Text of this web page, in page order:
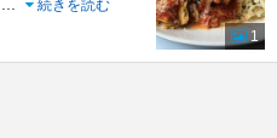
続きを読む
1